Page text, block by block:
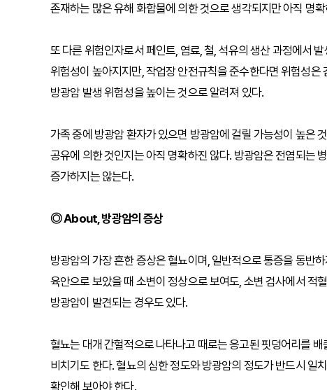
존재하는 많은 유해 화합물에 의한 것으로 생각되지만 아직 명
또 다른 위험인자로서 페인트, 염료, 철, 석유의 생산 과정에서
위험성이 높아지지만, 작업장 안전규칙을 준수한다면 위험성
방광암 발생 위험성을 높이는 것으로 알려져 있다.
가족 중에 방광암 환자가 있으면 방광암에 걸릴 가능성이 높은
공유에 의한 것인지는 아직 명확하진 않다. 방광암은 전염되는
증가하지는 않는다.
◎ About, 방광암의 증상
방광암의 가장 흔한 증상은 혈뇨이며, 일반적으로 통증을 동반
육안으로 보았을 때 소변이 정상으로 보여도, 소변 검사에서 적
방광암이 발견되는 경우도 있다.
혈뇨는 대개 간헐적으로 나타나고 때로는 응고된 핏덩어리를
비치기도 한다. 혈뇨의 심한 정도와 방광암의 정도가 반드시 일
확인해 보아야 한다.